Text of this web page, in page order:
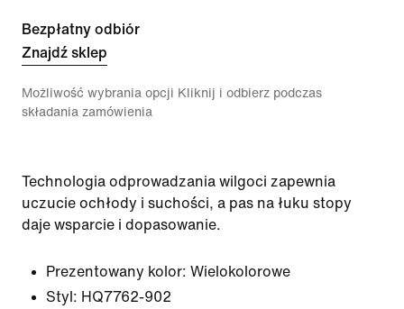
Bezpłatny odbiór
Znajdź sklep
Możliwość wybrania opcji Kliknij i odbierz podczas
składania zamówienia
Technologia odprowadzania wilgoci zapewnia
uczucie ochłody i suchości, a pas na łuku stopy
daje wsparcie i dopasowanie.
Prezentowany kolor: Wielokolorowe
Styl: HQ7762-902